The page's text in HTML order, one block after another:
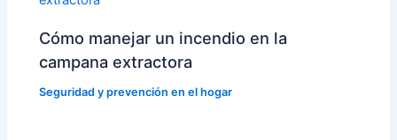
Cómo manejar un incendio en la
campana extractora
Seguridad y prevención en el hogar